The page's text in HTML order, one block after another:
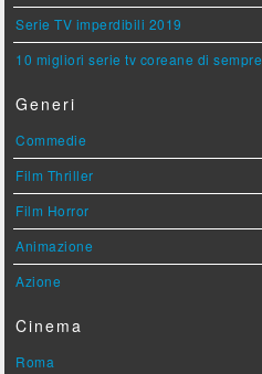
Serie TV imperdibili 2019
10 migliori serie tv coreane di sempre
Generi
Commedie
Film Thriller
Film Horror
Animazione
Azione
Cinema
Roma